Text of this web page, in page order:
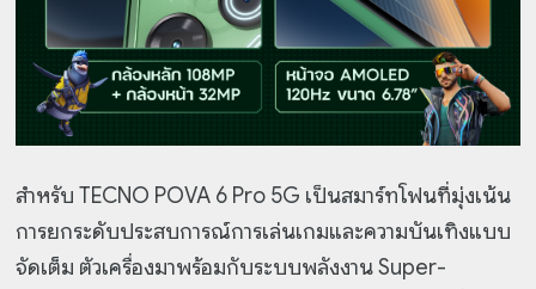
สำหรับ TECNO POVA 6 Pro 5G เป็นสมาร์ทโฟนที่มุ่งเน้น
การยกระดับประสบการณ์การเล่นเกมและความบันเทิงแบบ
จัดเต็ม ตัวเครื่องมาพร้อมกับระบบพลังงาน Super-